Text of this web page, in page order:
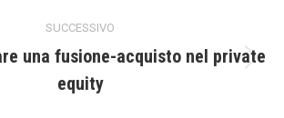
SUCCESSIVO
post:
una fusione-acquisto nel private
equity